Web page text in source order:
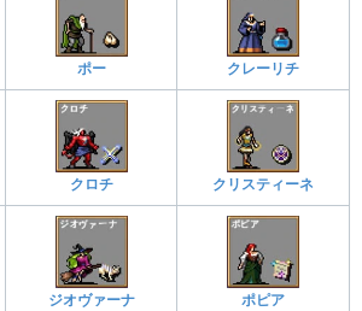
ポー クレーリチ
クロチ クリスティーネ
ジオヴァーナ ポピア